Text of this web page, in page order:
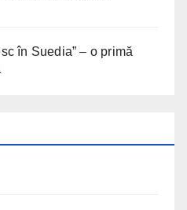
în Suedia” – o primă